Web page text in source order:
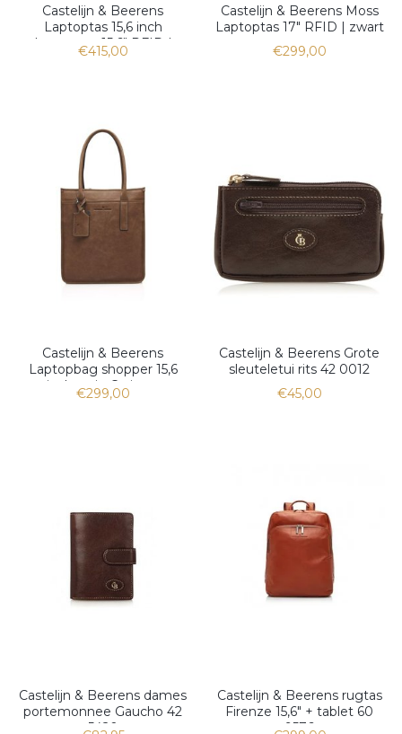
Castelijn & Beerens
Laptoptas 15,6 inch
Laptoptas 15,6" RFID |
mocca limited edition
€415,00
Castelijn & Beerens Moss
Laptoptas 17" RFID | zwart
€299,00
Castelijn & Beerens
Laptopbag shopper 15,6
inch serie Carisma
€299,00
Castelijn & Beerens Grote
sleuteletui rits 42 0012
€45,00
Castelijn & Beerens dames
portemonnee Gaucho 42
5420
Castelijn & Beerens rugtas
Firenze 15,6" + tablet 60
9576